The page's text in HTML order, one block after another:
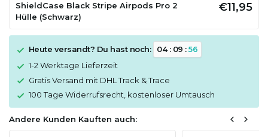
ShieldCase Black Stripe Airpods Pro 2
Hülle (Schwarz)
€11,95
Heute versandt? Du hast noch: 04: 09 :56
1-2 Werktage Lieferzeit
Gratis Versand mit DHL Track & Trace
100 Tage Widerrufsrecht, kostenloser Umtausch
Andere Kunden Kauften auch: